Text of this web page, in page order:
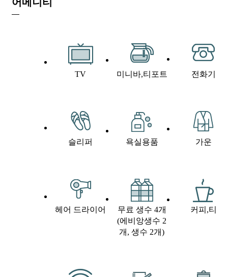
TV 미니바,티포트 전화기
슬리퍼 욕실용품 가운
헤어 드라이어
무료 생수 4개
(에비앙생수 2
개, 생수 2개)
커피,티